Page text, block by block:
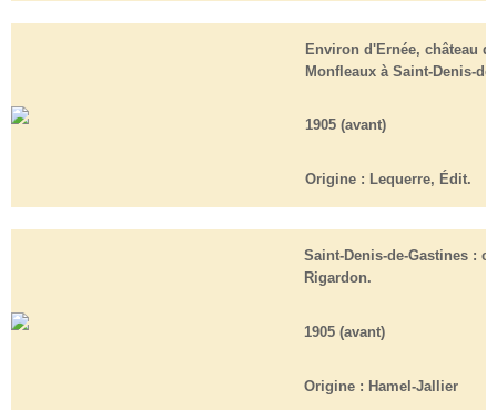
Environ d'Ernée, château
Monfleaux à Saint-Denis-
1905 (avant)
Origine : Lequerre, Édit.
Saint-Denis-de-Gastines :
Rigardon.
1905 (avant)
Origine : Hamel-Jallier